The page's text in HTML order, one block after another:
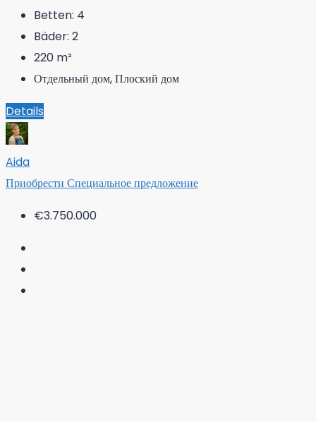
Betten: 4
Bäder: 2
220 m²
Отдельный дом, Плоский дом
Details
Aida
Приобрести Специальное предложение
€3.750.000